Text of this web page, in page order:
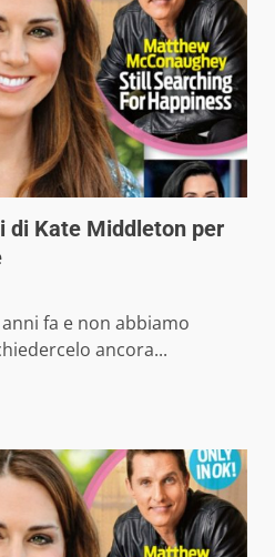
di Kate Middleton per
fa e non abbiamo
ancora...